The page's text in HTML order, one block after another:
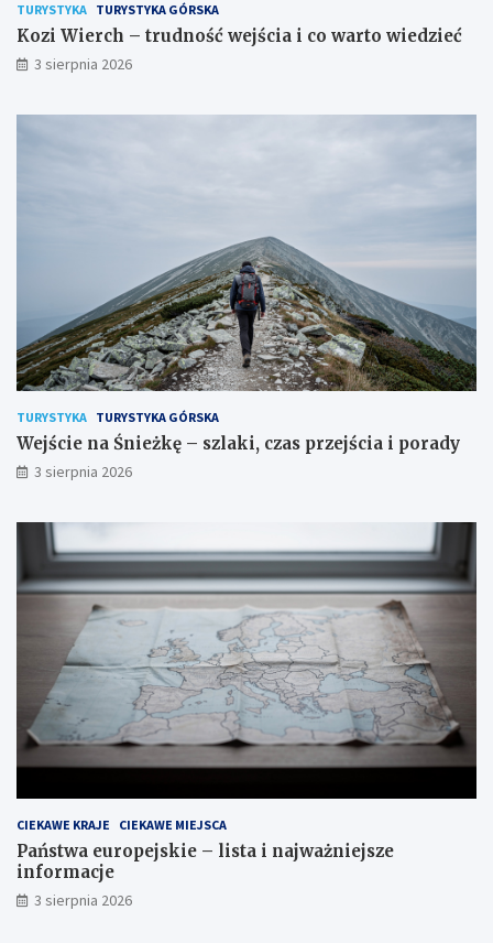
TURYSTYKA TURYSTYKA GÓRSKA
Kozi Wierch – trudność wejścia i co warto wiedzieć
3 sierpnia 2026
TURYSTYKA TURYSTYKA GÓRSKA
Wejście na Śnieżkę – szlaki, czas przejścia i porady
3 sierpnia 2026
CIEKAWE KRAJE CIEKAWE MIEJSCA
Państwa europejskie – lista i najważniejsze
informacje
3 sierpnia 2026